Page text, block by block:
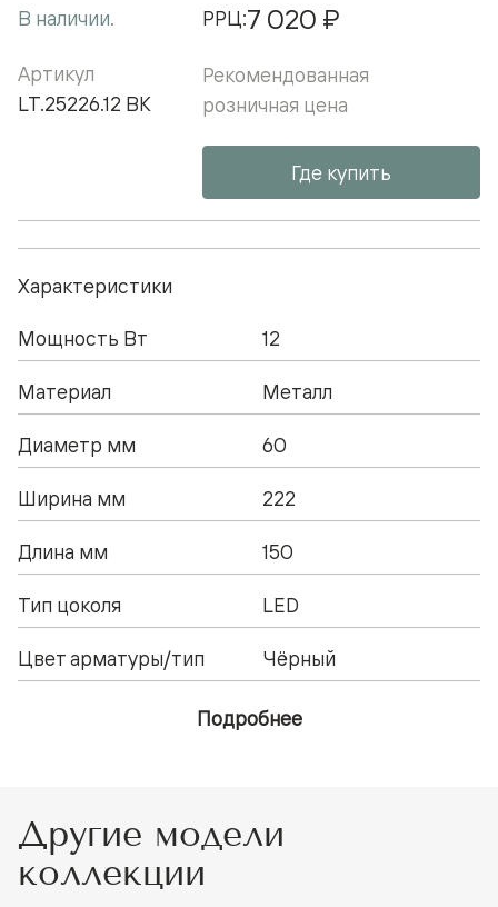
В наличии.
Артикул
LT.25226.12 BK
РРЦ:7 020 ₽
Рекомендованная
розничная цена
Где купить
Характеристики
Мощность Вт 12
Материал Металл
Диаметр мм 60
Ширина мм 222
Длина мм 150
Тип цоколя LED
Цвет арматуры/тип Чёрный
Подробнее
Другие модели
коллекции